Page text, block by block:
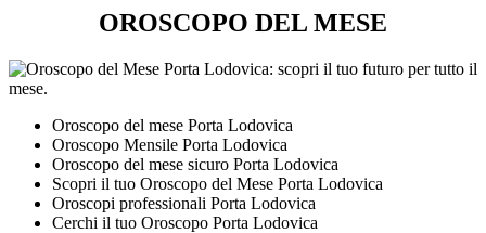
OROSCOPO DEL MESE
Oroscopo del mese Porta Lodovica
Oroscopo Mensile Porta Lodovica
Oroscopo del mese sicuro Porta Lodovica
Scopri il tuo Oroscopo del Mese Porta Lodovica
Oroscopi professionali Porta Lodovica
Cerchi il tuo Oroscopo Porta Lodovica